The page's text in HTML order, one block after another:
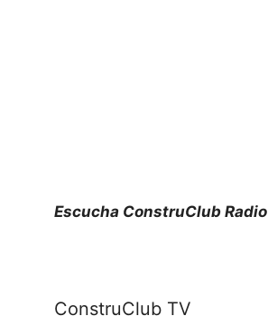
Escucha ConstruClub Radio
ConstruClub TV